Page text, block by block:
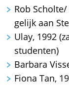
Rob
gelijk aan
Ulay, 1992
studenten)
Barbara
Fiona Tan,